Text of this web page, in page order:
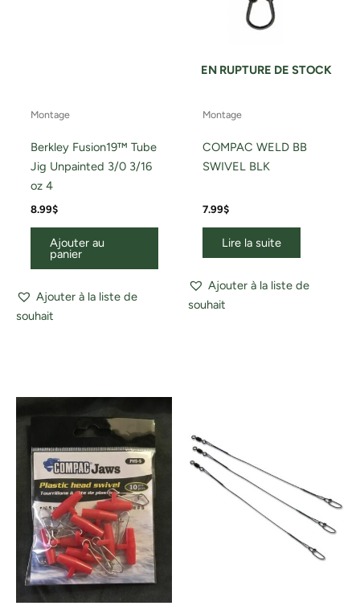
Montage
Berkley Fusion19™ Tube
Jig Unpainted 3/0 3/16
oz 4
8.99$
Ajouter au
panier
Ajouter à la liste de
souhait
EN RUPTURE DE STOCK
Montage
COMPAC WELD BB
SWIVEL BLK
7.99$
Lire la suite
Ajouter à la liste de
souhait